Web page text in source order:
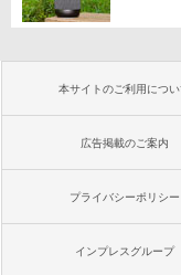
本サイトのご利用につい
広告掲載のご案内
プライバシーポリシー
インプレスグループ